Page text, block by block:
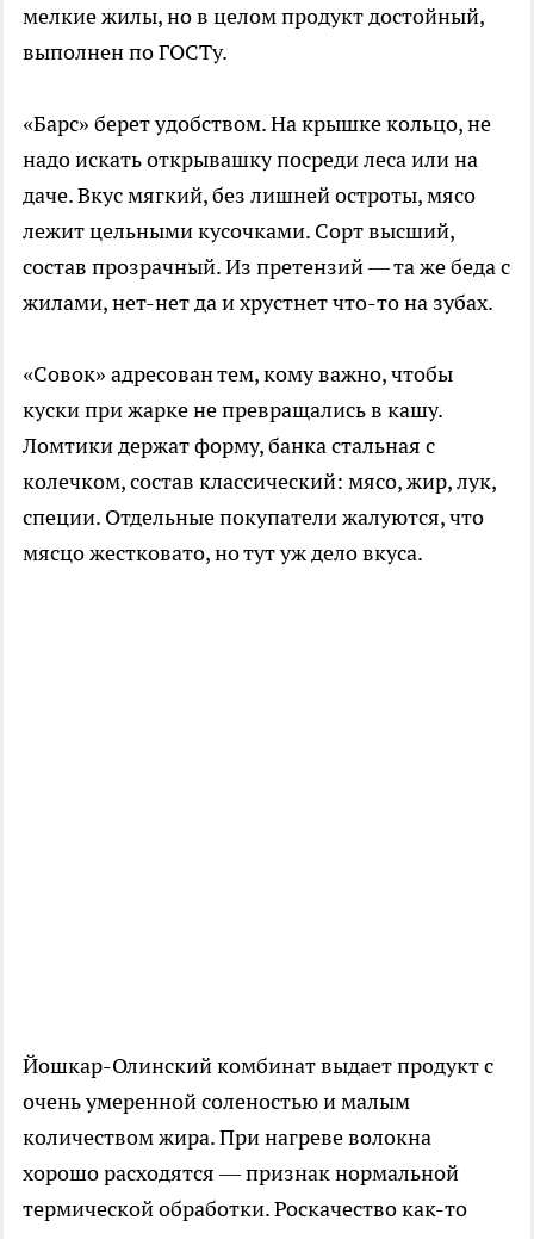
мелкие жилы, но в целом продукт достойный,
выполнен по ГОСТу.
«Барс» берет удобством. На крышке кольцо, не
надо искать открывашку посреди леса или на
даче. Вкус мягкий, без лишней остроты, мясо
лежит цельными кусочками. Сорт высший,
состав прозрачный. Из претензий — та же беда с
жилами, нет-нет да и хрустнет что-то на зубах.
«Совок» адресован тем, кому важно, чтобы
куски при жарке не превращались в кашу.
Ломтики держат форму, банка стальная с
колечком, состав классический: мясо, жир, лук,
специи. Отдельные покупатели жалуются, что
мясцо жестковато, но тут уж дело вкуса.
Йошкар-Олинский комбинат выдает продукт с
очень умеренной соленостью и малым
количеством жира. При нагреве волокна
хорошо расходятся — признак нормальной
термической обработки. Роскачество как-то